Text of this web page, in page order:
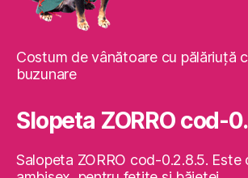
Costum de vânătoare cu pălăriuţă
buzunare
Slopeta ZORRO cod-
Salopeta ZORRO cod-0.2.8.5. Este